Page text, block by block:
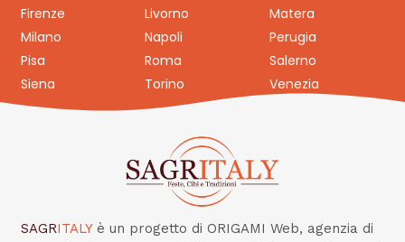
Firenze
Livorno
Matera
Milano
Napoli
Perugia
Pisa
Roma
Salerno
Siena
Torino Venezia
SAGRITALY è un progetto di ORIGAMI Web, agenzia di